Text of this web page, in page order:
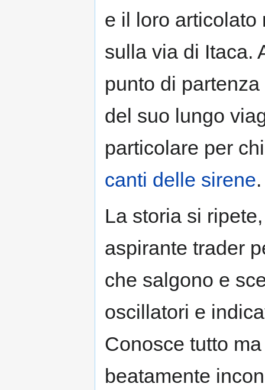
e il loro articolato
sulla via di Itaca.
punto di
del suo lungo
particolare per
canti delle sirene.
La storia si
aspirante trader
che salgono e
oscillatori e
Conosce tutto
beatamente